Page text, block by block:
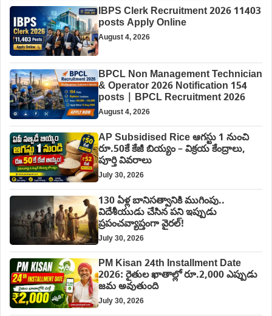
IBPS Clerk Recruitment 2026 11403
posts Apply Online
August 4, 2026
BPCL Non Management Technician
& Operator 2026 Notification 154
posts | BPCL Recruitment 2026
August 4, 2026
AP Subsidised Rice ఆగస్టు 1 నుంచి
రూ.50కే కేజీ బియ్యం – విక్రయ కేంద్రాలు,
పూర్తి వివరాలు
July 30, 2026
130 ఏళ్ల బానిసత్వానికి ముగింపు..
విదేశీయుడు చేసిన పని ఇప్పుడు
ప్రపంచవ్యాప్తంగా వైరల్!
July 30, 2026
PM Kisan 24th Installment Date
2026: రైతుల ఖాతాల్లో రూ.2,000 ఎప్పుడు
జమ అవుతుంది
July 30, 2026